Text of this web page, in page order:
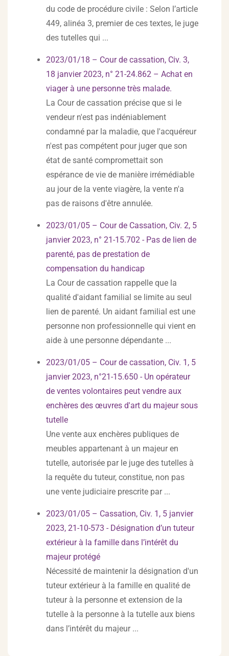
du code de procédure civile : Selon l’article
449, alinéa 3, premier de ces textes, le juge
des tutelles qui ...
2023/01/18 – Cour de cassation, Civ. 3,
18 janvier 2023, n° 21-24.862 – Achat en
viager à une personne très malade.
La Cour de cassation précise que si le
vendeur n'est pas indéniablement
condamné par la maladie, que l'acquéreur
n'est pas compétent pour juger que son
état de santé compromettait son
espérance de vie de manière irrémédiable
au jour de la vente viagère, la vente n'a
pas de raisons d'être annulée.
2023/01/05 – Cour de Cassation, Civ. 2, 5
janvier 2023, n° 21-15.702 - Pas de lien de
parenté, pas de prestation de
compensation du handicap
La Cour de cassation rappelle que la
qualité d'aidant familial se limite au seul
lien de parenté. Un aidant familial est une
personne non professionnelle qui vient en
aide à une personne dépendante ...
2023/01/05 – Cour de cassation, Civ. 1, 5
janvier 2023, n°21-15.650 - Un opérateur
de ventes volontaires peut vendre aux
enchères des œuvres d'art du majeur sous
tutelle
Une vente aux enchères publiques de
meubles appartenant à un majeur en
tutelle, autorisée par le juge des tutelles à
la requête du tuteur, constitue, non pas
une vente judiciaire prescrite par ...
2023/01/05 – Cassation, Civ. 1, 5 janvier
2023, 21-10-573 - Désignation d’un tuteur
extérieur à la famille dans l’intérêt du
majeur protégé
Nécessité de maintenir la désignation d'un
tuteur extérieur à la famille en qualité de
tuteur à la personne et extension de la
tutelle à la personne à la tutelle aux biens
dans l’intérêt du majeur ...